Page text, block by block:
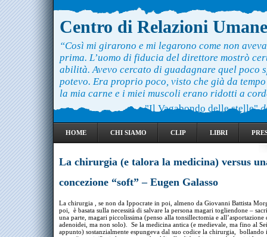
Centro di Relazioni Umane
“Così mi girarono e mi legarono come non
prima. L’uomo di fiducia del direttore mostrò
abilità. Avevo cercato di guadagnare quel poco
potevo. Era proprio poco, visto che già da
la mia carne e i miei muscoli erano ridotti a
"Il Vagabondo delle stelle"
HOME CHI SIAMO CLIP LIBRI
La chirurgia (e talora la medicina) versus
concezione “soft” – Eugen Galasso
La chirurgia , se non da Ippocrate in poi, almeno da Giovanni Battista
poi, è basata sulla necessità di salvare la persona magari togliendone –
una parte, magari piccolissima (penso alla tonsillectomia e
adenoidei, ma non solo). Se la medicina antica (e medievale, ma fino al
appunto) sostanzialmente espungeva dal suo codice la chirurgia,